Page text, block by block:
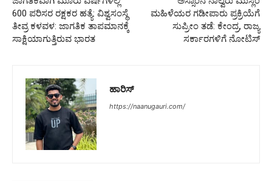
600 ಪರಿಸರ ರಕ್ಷಕರ ಹತ್ಯೆ: ವಿಶ್ವಸಂಸ್ಥೆ
ತೀವ್ರ ಕಳವಳ: ಜಾಗತಿಕ ತಾಪಮಾನಕ್ಕೆ
ಸಾಕ್ಷಿಯಾಗುತ್ತಿರುವ ಭಾರತ
ಮಹಿಳೆಯರ ಗಡೀಪಾರು ಪ್ರಕ್ರಿಯೆಗೆ
ಸುಪ್ರೀಂ ತಡೆ: ಕೇಂದ್ರ, ರಾಜ್ಯ
ಸರ್ಕಾರಗಳಿಗೆ ನೋಟಿಸ್‌
ಹಾರಿಸ್
https://naanugauri.com/